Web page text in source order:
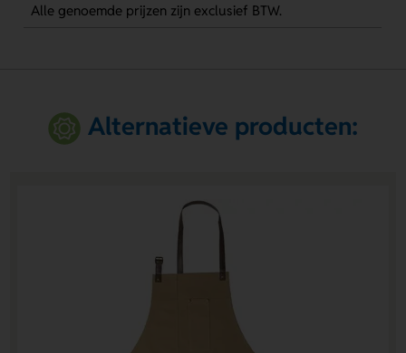
Alle genoemde prijzen zijn exclusief BTW.
Alternatieve producten: